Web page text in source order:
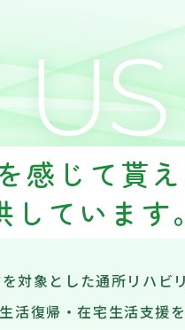
感じて貰え
ています。
対象とした通所リハビ
復帰・在宅生活支援